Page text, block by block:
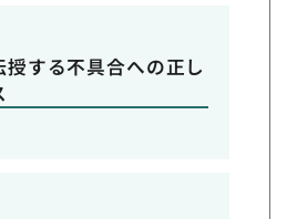
する不具合への正し